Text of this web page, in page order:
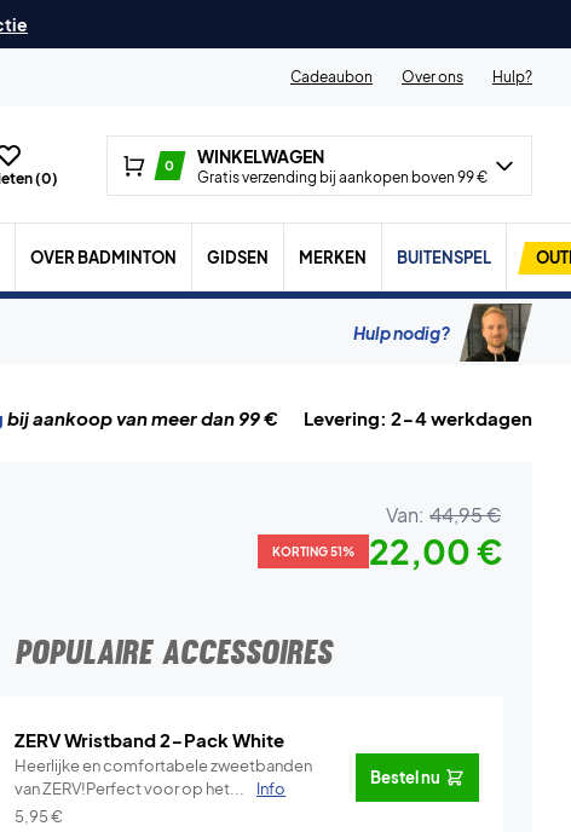
Cadeaubon
Over ons Hulp?
(0)
0 WINKELWAGEN
Gratis verzending bij aankopen boven 99 €
OVER BADMINTON GIDSEN MERKEN BUITENSPEL
Hulp nodig?
bij aankoop van meer dan 99 € Levering: 2-4 werkdagen
Van: 44,95 €
KORTING 51% 22,00 €
POPULAIRE ACCESSOIRES
ZERV Wristband 2-Pack White
Heerlijke en comfortabele zweetbanden
van ZERV!Perfect voor op het...
Info
5,95€
Bestel nu